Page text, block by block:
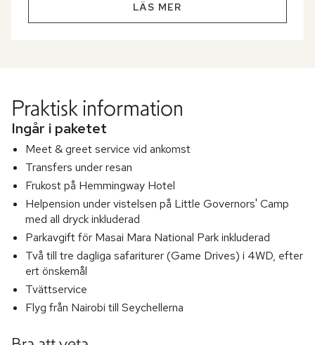
LÄS MER
Praktisk information
Ingår i paketet
Meet & greet service vid ankomst
Transfers under resan
Frukost på Hemmingway Hotel
Helpension under vistelsen på Little Governors' Camp
med all dryck inkluderad
Parkavgift för Masai Mara National Park inkluderad
Två till tre dagliga safariturer (Game Drives) i 4WD, efter
ert önskemål
Tvättservice
Flyg från Nairobi till Seychellerna